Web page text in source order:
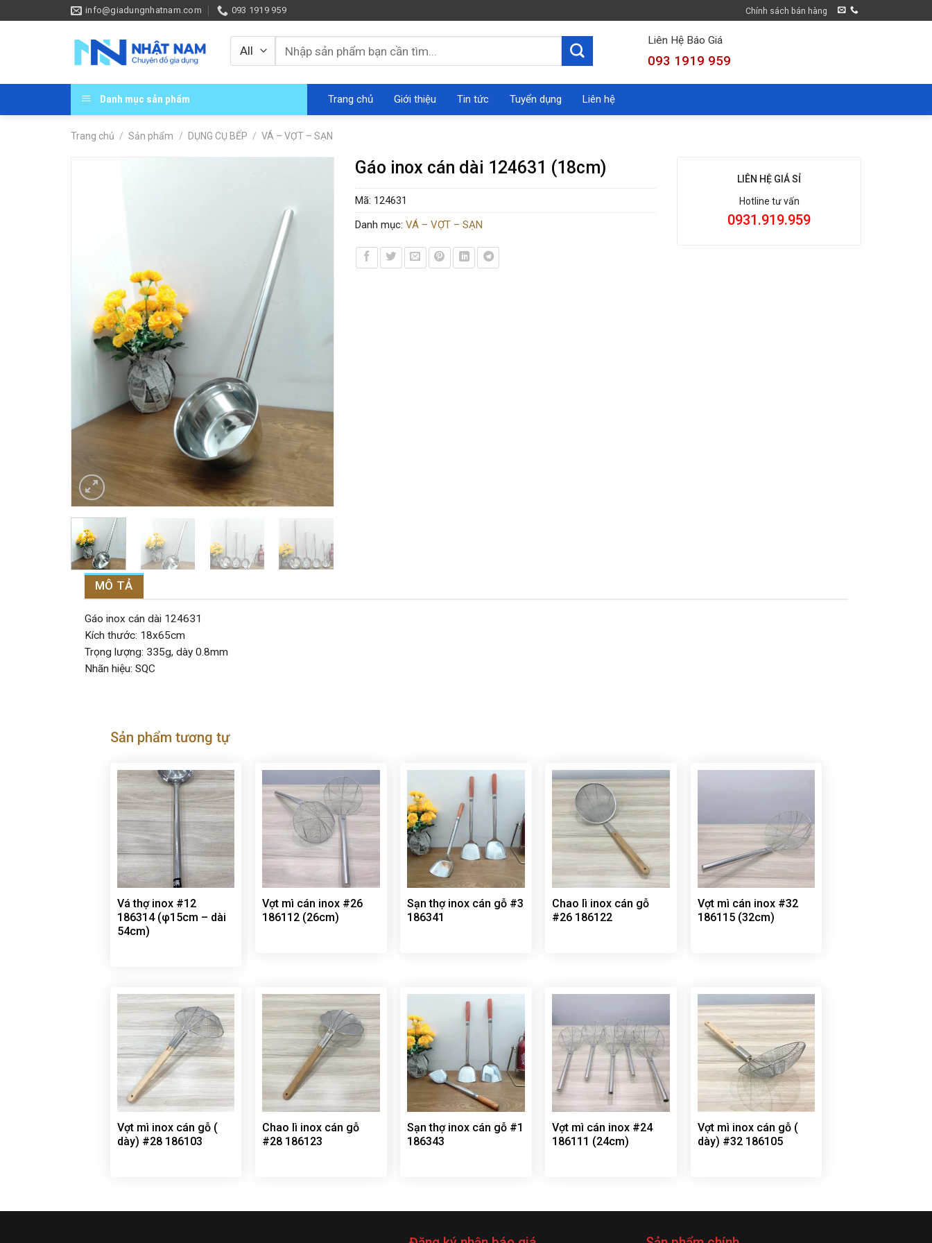
to
info@giadungnhatnam.com 093 1919 959 Chính sách bán hàng
Tìm
kiếm:
Liên Hệ Báo Giá
093 1919 959
Danh mục sản phẩm Trang chủ Giới thiệu Tin tức Tuyển dụng Liên hệ
Trang chủ / Sản phẩm / DỤNG CỤ BẾP / VÁ – VỢT – SẠN
Gáo inox cán dài 124631 (18cm)
Mã: 124631
Danh mục: VÁ – VỢT – SẠN
LIÊN HỆ GIÁ SỈ
Hotline tư vấn
0931.919.959
MÔ TẢ
Gáo inox cán dài 124631
Kích thước: 18x65cm
Trọng lượng: 335g, dày 0.8mm
Nhãn hiệu: SQC
Sản phẩm tương tự
Vá thợ inox #12
186314 (φ15cm – dài
54cm)
Vợt mì cán inox #26
186112 (26cm)
Sạn thợ inox cán gỗ #3
186341
Chao lì inox cán gỗ
#26 186122
Vợt mì cán inox #32
186115 (32cm)
Vợt mì inox cán gỗ (
dày) #28 186103
Chao lì inox cán gỗ
#28 186123
Sạn thợ inox cán gỗ #1
186343
Vợt mì cán inox #24
186111 (24cm)
Vợt mì inox cán gỗ (
dày) #32 186105